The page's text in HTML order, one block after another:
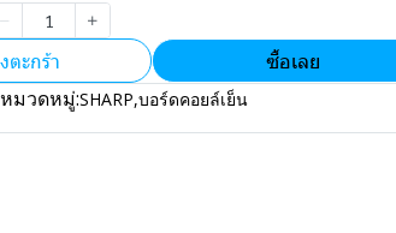
ตะกร้า ซื้อเลย
หมวดหมู่:SHARP,บอร์ดคอยล์เย็น